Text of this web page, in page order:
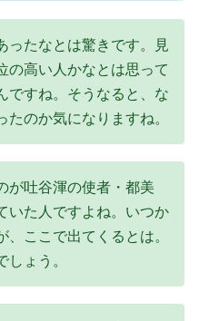
ったなとは驚きです。見
の高い人かなとは思って
ですね。そうなると、な
のか気になりますね。
が吐谷渾の使者・都美
いた人ですよね。いつか
ここで出てくるとは。
ょう。